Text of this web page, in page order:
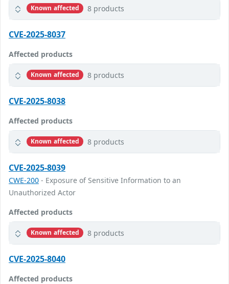
Known affected 8 products
CVE-2025-8037
Affected products
Known affected 8 products
CVE-2025-8038
Affected products
Known affected 8 products
CVE-2025-8039
CWE-200 - Exposure of Sensitive Information to an
Unauthorized Actor
Affected products
Known affected 8 products
CVE-2025-8040
Affected products